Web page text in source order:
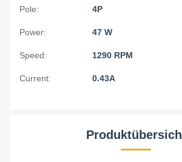
Pole: 4P
Power: 47 W
Speed: 1290 RPM
Current: 0.43A